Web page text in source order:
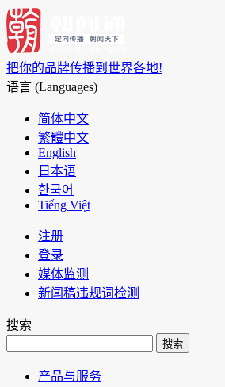
把你的品牌传播到世界各地!
语言 (Languages)
简体中文
繁體中文
English
日本语
한국어
Tiếng Việt
注册
登录
媒体监测
新闻稿违规词检测
搜索
搜索
产品与服务